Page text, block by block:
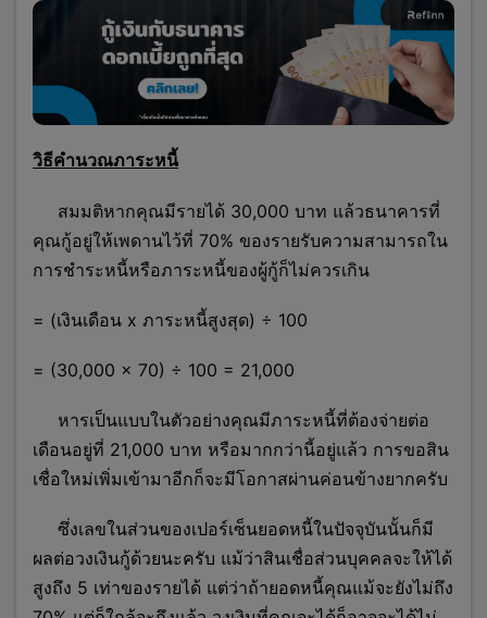
วิธีคำนวณภาระหนี้
สมมติหากคุณมีรายได้ 30,000 บาท แล้วธนาคารที่
คุณกู้อยู่ให้เพดานไว้ที่ 70% ของรายรับความสามารถใน
การชำระหนี้หรือภาระหนี้ของผู้กู้ก็ไม่ควรเกิน
= (เงินเดือน x ภาระหนี้สูงสุด) ÷ 100
= (30,000 × 70) ÷ 100 = 21,000
หารเป็นแบบในตัวอย่างคุณมีภาระหนี้ที่ต้องจ่ายต่อ
เดือนอยู่ที่ 21,000 บาท หรือมากกว่านี้อยู่แล้ว การขอสิน
เชื่อใหม่เพิ่มเข้ามาอีกก็จะมีโอกาสผ่านค่อนข้างยากครับ
ซึ่งเลขในส่วนของเปอร์เซ็นยอดหนี้ในปัจจุบันนั้นก็มี
ผลต่อวงเงินกู้ด้วยนะครับ แม้ว่าสินเชื่อส่วนบุคคลจะให้ได้
สูงถึง 5 เท่าของรายได้ แต่ว่าถ้ายอดหนี้คุณแม้จะยังไม่ถึง